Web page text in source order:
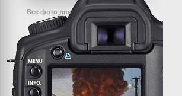
Все фото дня